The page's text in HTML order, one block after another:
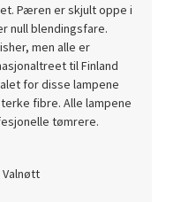
Pæren er skjult oppe i
null blendingsfare.
men alle er
til Finland
for disse lampene
fibre. Alle lampene
tømrere.